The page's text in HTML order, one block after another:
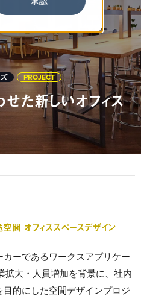
PROJECT
た新しいオフィス
間 オフィススペースデザイン
ーであるワークスアプリケー
拡大・人員増加を背景に、社内
的にした空間デザインプロジ